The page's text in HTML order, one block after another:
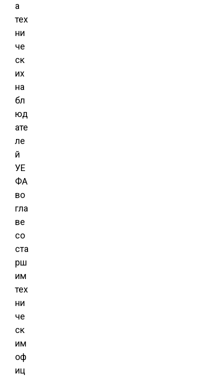
а
тех
ни
че
ск
их
на
бл
юд
ате
ле
й
УЕ
ФА
во
гла
ве
со
ста
рш
им
тех
ни
че
ск
им
оф
иц